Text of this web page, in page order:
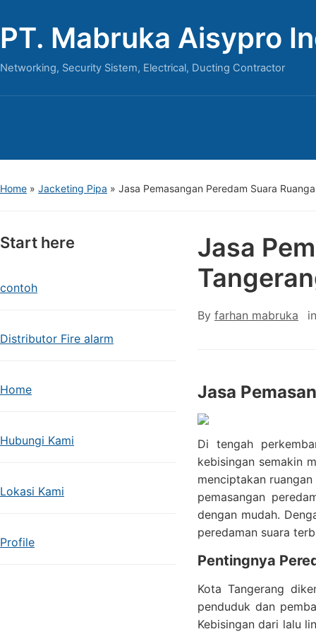
PT. Mabruka Aisypro
Networking, Security Sistem, Electrical, Ducting Contractor
Home » Jacketing Pipa » Jasa Pemasangan Peredam Suara
Start here
contoh
Distributor Fire alarm
Home
Hubungi Kami
Lokasi Kami
Profile
Jasa
By farhan mabruka
Jasa
Di tengah
kebisingan semakin
menciptakan
pemasangan
dengan mudah.
peredaman suara
Pentingnya
Kota Tangerang
penduduk dan
Kebisingan dari lalu